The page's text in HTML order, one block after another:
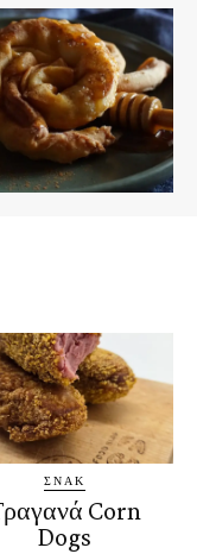
ΣΝΑΚ
Corn
Dogs